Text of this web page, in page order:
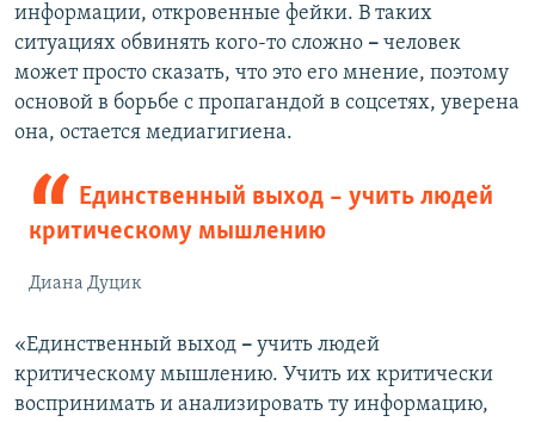
информации, откровенные фейки. В таких
ситуациях обвинять кого-то сложно – человек
может просто сказать, что это его мнение, поэтому
основой в борьбе с пропагандой в соцсетях, уверена
она, остается медиагигиена.
Единственный выход – учить людей
критическому мышлению
Диана Дуцик
«Единственный выход – учить людей
критическому мышлению. Учить их критически
воспринимать и анализировать ту информацию,